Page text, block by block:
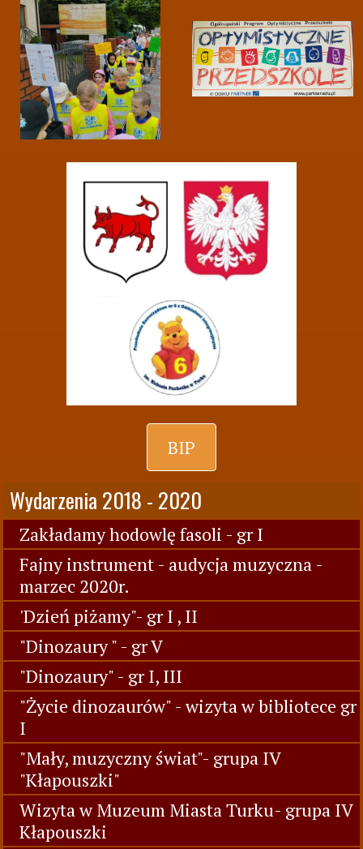
BIP
Wydarzenia 2018 - 2020
Zakładamy hodowlę fasoli - gr I
Fajny instrument - audycja muzyczna -
marzec 2020r.
'Dzień piżamy"- gr I , II
"Dinozaury " - gr V
"Dinozaury" - gr I, III
"Życie dinozaurów" - wizyta w bibliotece gr
I
"Mały, muzyczny świat"- grupa IV
"Kłapouszki"
Wizyta w Muzeum Miasta Turku- grupa IV
Kłapouszki